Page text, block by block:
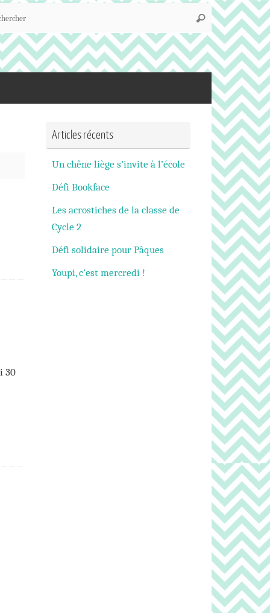
Recherche
pour
:
Rechercher
30
Articles récents
Un chêne liège s’invite à l’école
Défi Bookface
Les acrostiches de la classe de
Cycle 2
Défi solidaire pour Pâques
Youpi, c’est mercredi !